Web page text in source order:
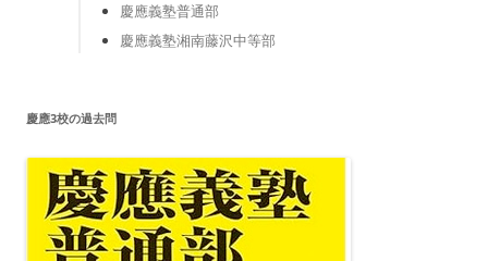
慶應義塾普通部
慶應義塾湘南藤沢中等部
慶應3校の過去問